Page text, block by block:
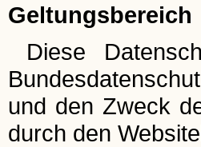
Geltungsbereich
Diese
und den Zweck
durch den